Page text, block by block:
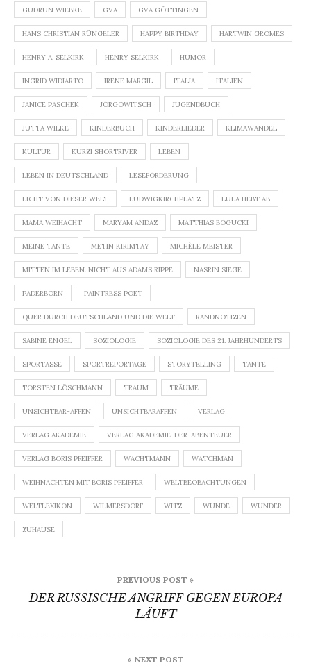
GUDRUN WIEBKE GVA GVA GÖTTINGEN
HANS CHRISTIAN RÜNGELER HAPPY BIRTHDAY HARTWIN GROMES
HENRY A. SELKIRK HENRY SELKIRK HUMOR
INGRID WIDIARTO IRENE MARGIL ITALIA ITALIEN
JANICE PASCHEK JÖRGOWITSCH JUGENDBUCH
JUTTA WILKE KINDERBUCH KINDERLIEDER KLIMAWANDEL
KULTUR KURZI SHORTRIVER LEBEN
LEBEN IN DEUTSCHLAND LESEFÖRDERUNG
LICHT VON DIESER WELT LUDWIGKIRCHPLATZ LULA HEBT AB
MAMA WEIHACHT MARYAM ANDAZ MATTHIAS BOGUCKI
MEINE TANTE METIN KIRIMTAY MICHÈLE MEISTER
MITTEN IM LEBEN. NICHT AUS ADAMS RIPPE NASRIN SIEGE
PADERBORN PAINTRESS POET
QUER DURCH DEUTSCHLAND UND DIE WELT RANDNOTIZEN
SABINE ENGEL SOZIOLOGIE SOZIOLOGIE DES 21. JAHRHUNDERTS
SPORTASSE SPORTREPORTAGE STORYTELLING TANTE
TORSTEN LÖSCHMANN TRAUM TRÄUME
UNSICHTBAR-AFFEN UNSICHTBARAFFEN VERLAG
VERLAG AKADEMIE VERLAG AKADEMIE-DER-ABENTEUER
VERLAG BORIS PFEIFFER WACHTMANN WATCHMAN
WEIHNACHTEN MIT BORIS PFEIFFER WELTBEOBACHTUNGEN
WELTLEXIKON WILMERSDORF WITZ WUNDE WUNDER
ZUHAUSE
PREVIOUS POST »
DER RUSSISCHE ANGRIFF GEGEN EUROPA
LÄUFT
« NEXT POST